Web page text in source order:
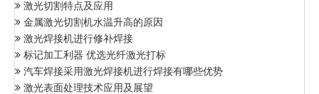
激光切割特点及应用
金属激光切割机水温升高的原因
激光焊接机进行修补焊接
标记加工利器 优选光纤激光打标
汽车焊接采用激光焊接机进行焊接有哪些优势
激光表面处理技术应用及展望